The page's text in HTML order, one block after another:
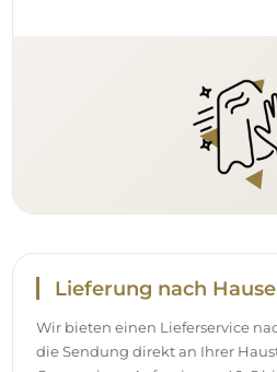
auswählen und bezahlen, trägt
nicht in Ihre Wohnung hinein.
Anleitungen